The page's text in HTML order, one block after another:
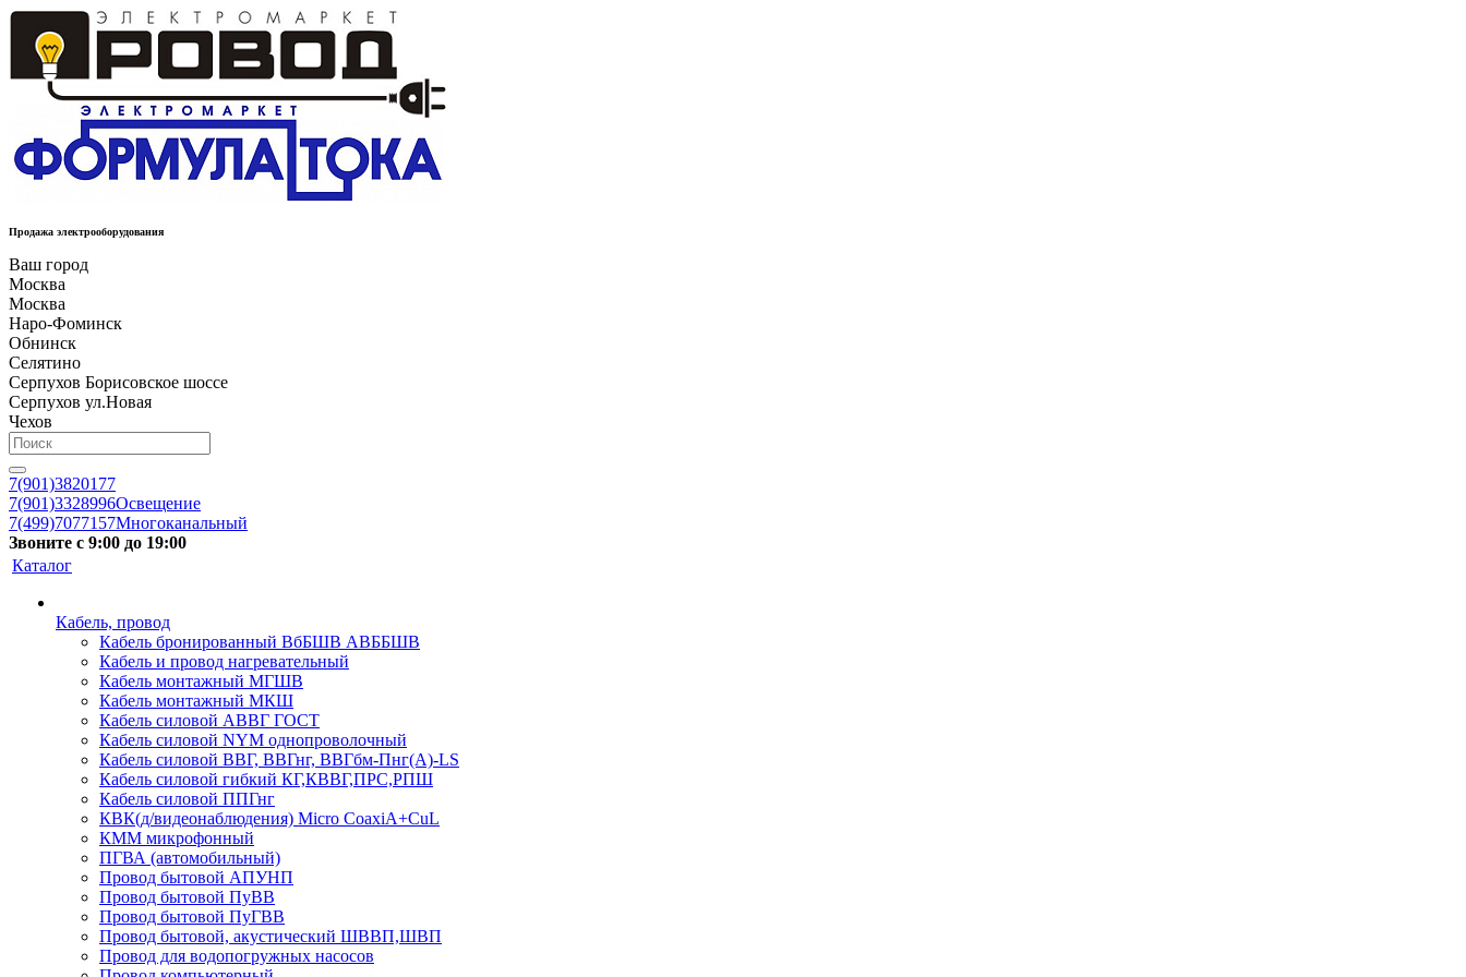
Продажа электрооборудования
Ваш город
Москва
Москва
Наро-Фоминск
Обнинск
Селятино
Серпухов Борисовское шоссе
Серпухов ул.Новая
Чехов
7(901)3820177
7(901)3328996Освещение
7(499)7077157Многоканальный
Звоните с 9:00 до 19:00
Каталог
Кабель, провод
Кабель бронированный ВбБШВ АВББШВ
Кабель и провод нагревательный
Кабель монтажный МГШВ
Кабель монтажный МКШ
Кабель силовой АВВГ ГОСТ
Кабель силовой NYM однопроволочный
Кабель силовой ВВГ, ВВГнг, ВВГбм-Пнг(А)-LS
Кабель силовой гибкий КГ,КВВГ,ПРС,РПШ
Кабель силовой ППГнг
КВК(д/видеонаблюдения) Micro CoaxiA+CuL
КММ микрофонный
ПГВА (автомобильный)
Провод бытовой АПУНП
Провод бытовой ПуВВ
Провод бытовой ПуГВВ
Провод бытовой, акустический ШВВП,ШВП
Провод для водопогружных насосов